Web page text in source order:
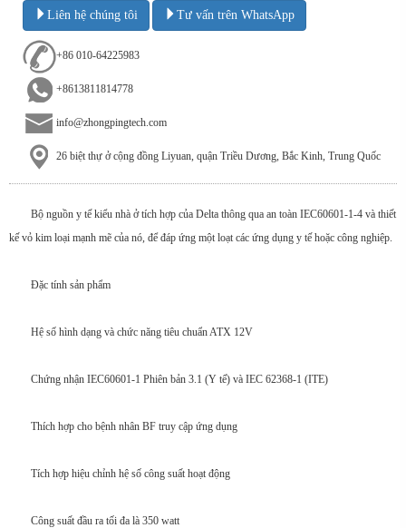
Liên hệ chúng tôi Tư vấn trên WhatsApp
+86 010-64225983
+8613811814778
info@zhongpingtech.com
26 biệt thự ở cộng đồng Liyuan, quận Triều Dương, Bắc Kinh, Trung Quốc
Bộ nguồn y tế kiểu nhà ở tích hợp của Delta thông qua an toàn IEC60601-1-4 và thiết
kế vỏ kim loại mạnh mẽ của nó, để đáp ứng một loạt các ứng dụng y tế hoặc công nghiệp.
Đặc tính sản phẩm
Hệ số hình dạng và chức năng tiêu chuẩn ATX 12V
Chứng nhận IEC60601-1 Phiên bản 3.1 (Y tế) và IEC 62368-1 (ITE)
Thích hợp cho bệnh nhân BF truy cập ứng dụng
Tích hợp hiệu chỉnh hệ số công suất hoạt động
Công suất đầu ra tối đa là 350 watt